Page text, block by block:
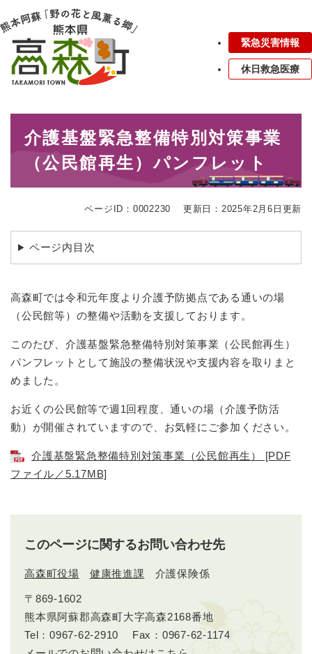
ー
ジ
メニューを飛ばして本文へ
緊急災害情報
休日救急医療
介護基盤緊急整備特別対策事業
（公民館再生）パンフレット
ページID：0002230 更新日：2025年2月6日更新
ページ内目次
高森町では令和元年度より介護予防拠点である通いの場
（公民館等）の整備や活動を支援しております。
このたび、介護基盤緊急整備特別対策事業（公民館再生）
パンフレットとして施設の整備状況や支援内容を取りまと
めました。
お近くの公民館等で週1回程度、通いの場（介護予防活
動）が開催されていますので、お気軽にご参加ください。
介護基盤緊急整備特別対策事業（公民館再生） [PDF
ファイル／5.17MB]
このページに関するお問い合わせ先
高森町役場 健康推進課 介護保険係
〒869-1602
熊本県阿蘇郡高森町大字高森2168番地
Tel：0967-62-2910
Fax：0967-62-1174